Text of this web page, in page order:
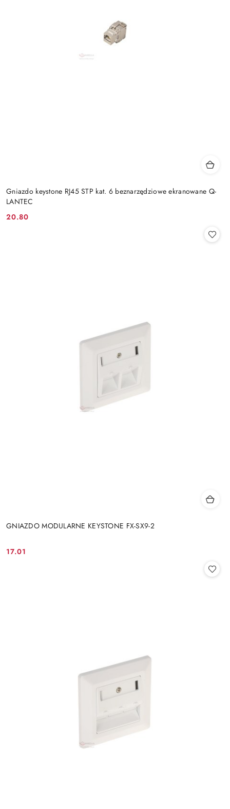
Gniazdo keystone RJ45 STP kat. 6 beznarzędziowe ekranowane Q-
LANTEC
Cena:
20.80
GNIAZDO MODULARNE KEYSTONE FX-SX9-2
Cena:
17.01